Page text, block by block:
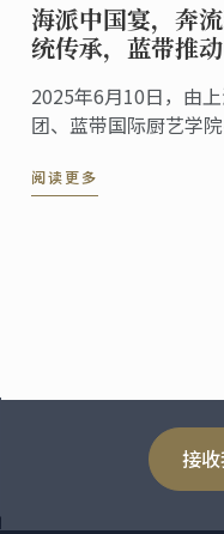
海派中国宴，奔
统传承，蓝带推
2025年6月10日，由
团、蓝带国际厨艺学
蓝带伦敦概念餐厅The
阅读更多
接